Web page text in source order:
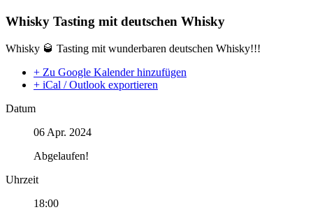
Whisky Tasting mit deutschen Whisky
Whisky 🥃 Tasting mit wunderbaren deutschen Whisky!!!
+ Zu Google Kalender hinzufügen
+ iCal / Outlook exportieren
Datum
06 Apr. 2024
Abgelaufen!
Uhrzeit
18:00